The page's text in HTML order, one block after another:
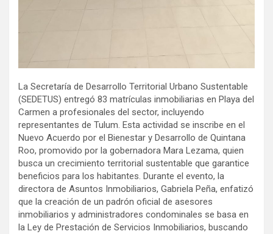
La Secretaría de Desarrollo Territorial Urbano Sustentable
(SEDETUS) entregó 83 matrículas inmobiliarias en Playa del
Carmen a profesionales del sector, incluyendo
representantes de Tulum. Esta actividad se inscribe en el
Nuevo Acuerdo por el Bienestar y Desarrollo de Quintana
Roo, promovido por la gobernadora Mara Lezama, quien
busca un crecimiento territorial sustentable que garantice
beneficios para los habitantes. Durante el evento, la
directora de Asuntos Inmobiliarios, Gabriela Peña, enfatizó
que la creación de un padrón oficial de asesores
inmobiliarios y administradores condominales se basa en
la Ley de Prestación de Servicios Inmobiliarios, buscando